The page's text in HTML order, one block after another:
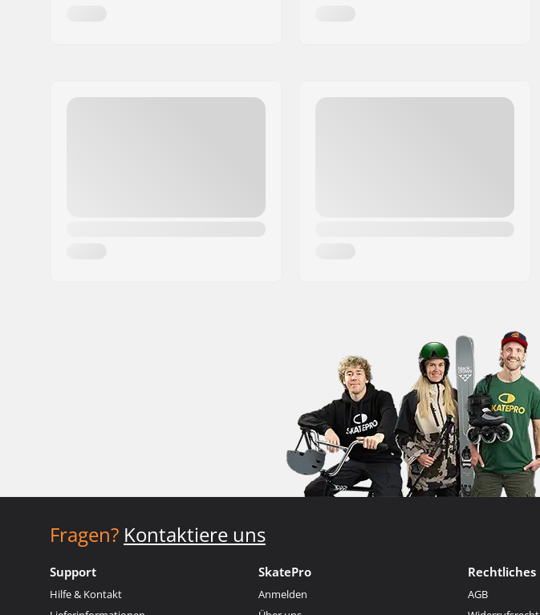
Fragen? Kontaktiere uns
Support
Hilfe & Kontakt
SkatePro
Anmelden
Rechtliches
AGB